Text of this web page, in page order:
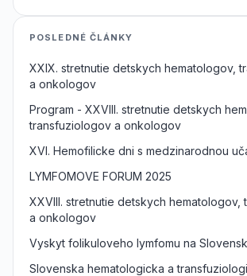
POSLEDNÉ ČLÁNKY
XXIX. stretnutie detskych hematologov,
a onkologov
Program - XXVIII. stretnutie detskych
transfuziologov a onkologov
XVI. Hemofilicke dni s medzinarodnou
LYMFOMOVE FORUM 2025
XXVIII. stretnutie detskych hematologov,
a onkologov
Vyskyt folikuloveho lymfomu na
Slovenska hematologicka a